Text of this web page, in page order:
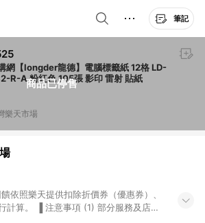
筆記
商品已停售
網【longder龍德】電腦標籤紙 12格 LD-
R-A 粉紅色 105張 影印 雷射 貼紙
樂天市場
分服務及店家